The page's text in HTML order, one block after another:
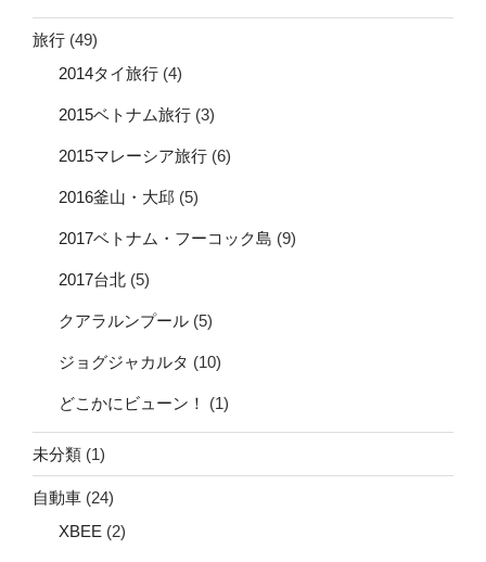
旅行 (49)
2014タイ旅行 (4)
2015ベトナム旅行 (3)
2015マレーシア旅行 (6)
2016釜山・大邱 (5)
2017ベトナム・フーコック島 (9)
2017台北 (5)
クアラルンプール (5)
ジョグジャカルタ (10)
どこかにビューン！ (1)
未分類 (1)
自動車 (24)
XBEE (2)